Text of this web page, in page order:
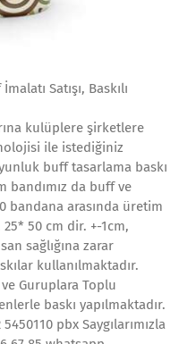
Satışı, Baskılı
kulüplere şirketlere
ile istediğiniz
buff tasarlama baskı
bandımız da buff ve
bandana arasında üretim
50 cm dir. +-1cm,
sağlığına zarar
kullanılmaktadır.
Guruplara Toplu
baskı yapılmaktadır.
pbx Saygılarımızla